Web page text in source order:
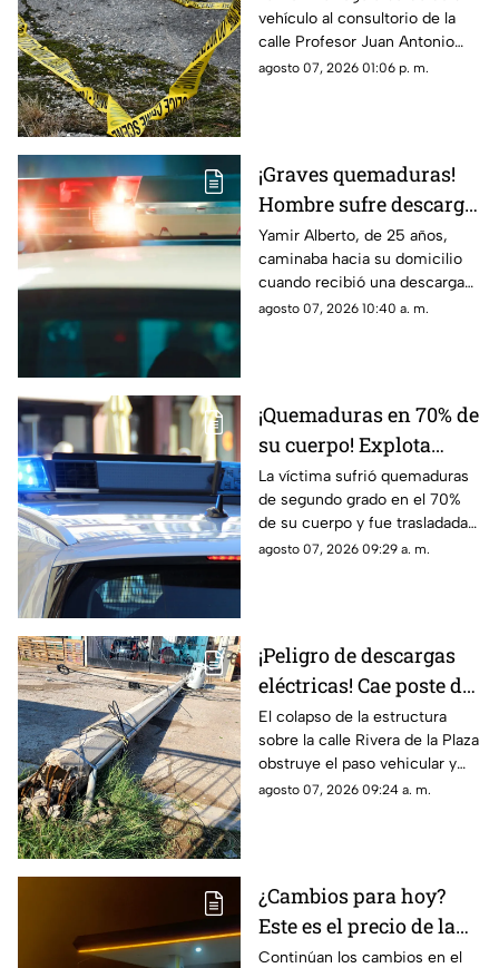
una descarga eléctrica
en Ciudad Juárez
vehículo al consultorio de la
calle Profesor Juan Antonio
Pedroza para pedir auxilio,
agosto 07, 2026 01:06 p. m.
¡Graves quemaduras!
Hombre sufre descarga
eléctrica por pisar
cable expuesto en
banqueta de Ciudad
Juárez
Yamir Alberto, de 25 años,
caminaba hacia su domicilio
cuando recibió una descarga
eléctrica; fue trasladado de
agosto 07, 2026 10:40 a. m.
¡Quemaduras en 70% de
su cuerpo! Explota
tanque de gas en
Parajes del Sur y deja a
una persona grave
La víctima sufrió quemaduras
de segundo grado en el 70%
de su cuerpo y fue trasladada
de urgencia al Hospital General
agosto 07, 2026 09:29 a. m.
¡Peligro de descargas
eléctricas! Cae poste de
concreto tras
TORMENTAS y bloquea
calles en Ciudad Juárez
El colapso de la estructura
sobre la calle Rivera de la Plaza
obstruye el paso vehicular y
mantiene en alerta a los
agosto 07, 2026 09:24 a. m.
¿Cambios para hoy?
Este es el precio de la
gasolina para Ciudad
Continúan los cambios en el